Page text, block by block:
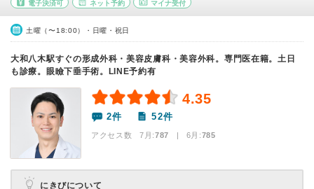
電子決済可 ネット予約 マイナ受付
土曜（〜18:00）・日曜・祝日
大和八木駅すぐの形成外科・美容皮膚科・美容外科。専門医在籍。土日
も診療。眼瞼下垂手術。LINE予約有
4.35
2件 52件
アクセス数 7月:787 | 6月:785
にきびについて